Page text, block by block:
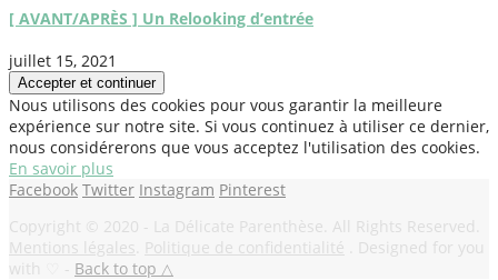
[ AVANT/APRÈS ] Un Relooking d’entrée
juillet 15, 2021
Nous utilisons des cookies pour vous garantir la meilleure
expérience sur notre site. Si vous continuez à utiliser ce dernier,
nous considérerons que vous acceptez l'utilisation des cookies.
En savoir plus
Facebook Twitter Instagram Pinterest
Copyright © 2020 - La Délicate Parenthèse. All Rights Reserved.
Mentions légales Politique de confidentialité . Designed for you
with ♡ - Back to top △